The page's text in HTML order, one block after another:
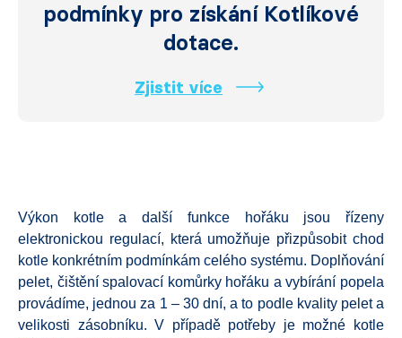
podmínky pro získání Kotlíkové
dotace.
Zjistit více
Výkon kotle a další funkce hořáku jsou řízeny
elektronickou regulací, která umožňuje přizpůsobit chod
kotle konkrétním podmínkám celého systému. Doplňování
pelet, čištění spalovací komůrky hořáku a vybírání popela
provádíme, jednou za 1 – 30 dní, a to podle kvality pelet a
velikosti zásobníku. V případě potřeby je možné kotle